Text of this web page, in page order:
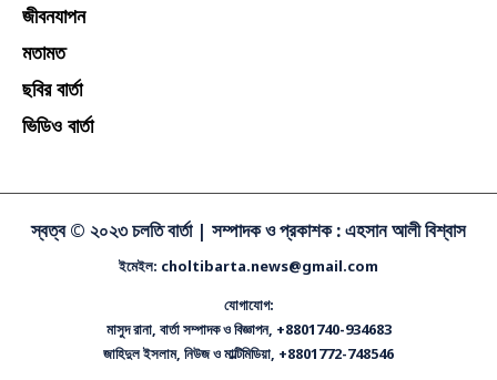
জীবনযাপন
মতামত
ছবির বার্তা
ভিডিও বার্তা
স্বত্ব © ২০২৩ চলতি বার্তা | সম্পাদক ও প্রকাশক : এহসান আলী বিশ্বাস
ইমেইল: choltibarta.news@gmail.com
যোগাযোগ:
মাসুদ রানা, বার্তা সম্পাদক ও বিজ্ঞাপন, +8801740-934683
জাহিদুল ইসলাম, নিউজ ও মাল্টিমিডিয়া, +8801772-748546